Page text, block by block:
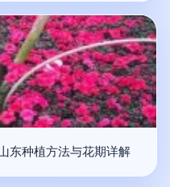
东种植方法与花期详解